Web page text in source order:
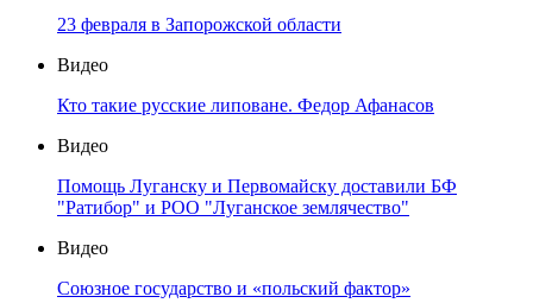
23 февраля в Запорожской области
Видео
Кто такие русские липоване. Федор Афанасов
Видео
Помощь Луганску и Первомайску доставили БФ
"Ратибор" и РОО "Луганское землячество"
Видео
Союзное государство и «польский фактор»